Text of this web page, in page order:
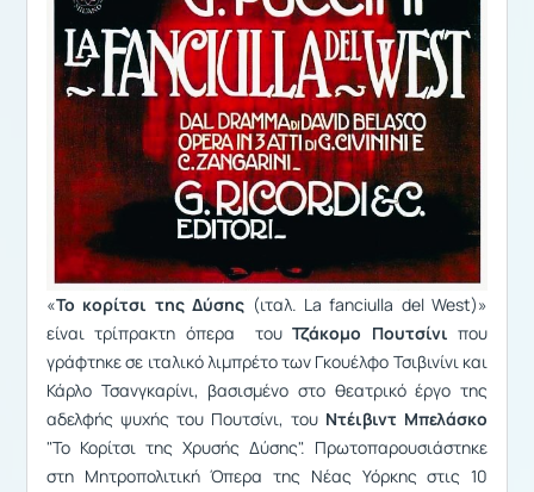
«Το κορίτσι της Δύσης (ιταλ. La fanciulla del West)»
είναι τρίπρακτη όπερα τουΤζάκομο Πουτσίνι που
γράφτηκε σε ιταλικό λιμπρέτο των Γκουέλφο Τσιβινίνι και
Κάρλο Τσανγκαρίνι, βασισμένο στο θεατρικό έργο της
αδελφής ψυχής του Πουτσίνι, του Ντέιβιντ Μπελάσκο
"Το Κορίτσι της Χρυσής Δύσης". Πρωτοπαρουσιάστηκε
στη Μητροπολιτική Όπερα της Νέας Υόρκης στις 10